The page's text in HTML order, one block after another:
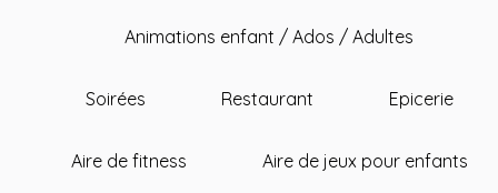
Animations enfant / Ados / Adultes
Soirées Restaurant Epicerie
Aire de fitness Aire de jeux pour enfants